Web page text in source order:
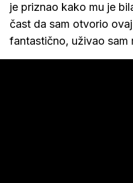
je priznao kako mu je
čast da sam otvorio
fantastično, uživao sam